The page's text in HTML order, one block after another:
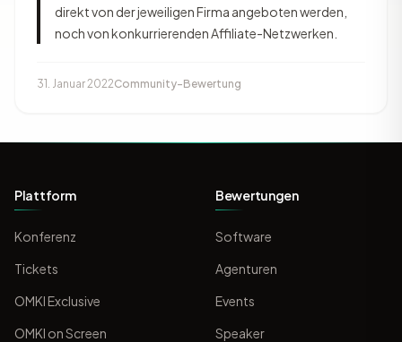
direkt von der jeweiligen Firma angeboten werden,
noch von konkurrierenden Affiliate-Netzwerken.
31. Januar 2022Community-Bewertung
Plattform
Konferenz
Tickets
OMKI Exclusive
OMKI on Screen
Bewertungen
Software
Agenturen
Events
Speaker